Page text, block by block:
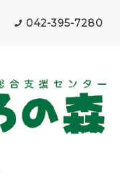
042-395-7280